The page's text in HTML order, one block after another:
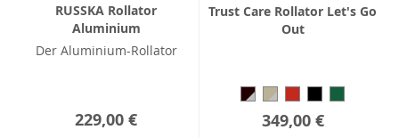
RUSSKA Rollator
Aluminium
Der Aluminium-Rollator
229,00 €
Trust Care Rollator Let's Go
Out
349,00 €